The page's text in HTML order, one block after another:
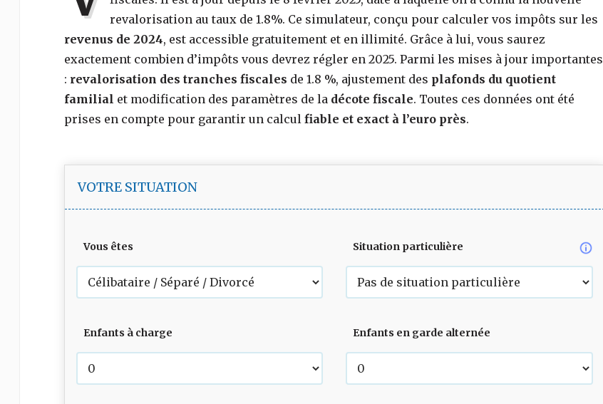
revalorisation au taux de 1.8%. Ce simulateur, conçu pour calculer vos impôts sur les
revenus de 2024, est accessible gratuitement et en illimité. Grâce à lui, vous saurez
exactement combien d’impôts vous devrez régler en 2025. Parmi les mises à jour importantes
: revalorisation des tranches fiscales de 1.8 %, ajustement des plafonds du quotient
familial et modification des paramètres de la décote fiscale. Toutes ces données ont été
prises en compte pour garantir un calcul fiable et exact à l’euro près.
VOTRE SITUATION
Vous êtes Situation particulière
Enfants à charge Enfants en garde alternée